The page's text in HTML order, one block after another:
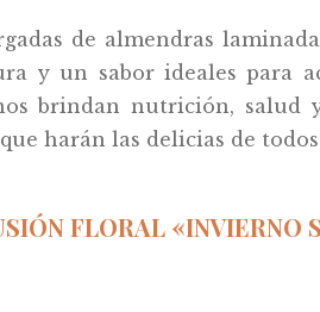
de almendras
y un sabor ideales para
brindan nutrición,
harán las delicias de
FLORAL «INVIERNO